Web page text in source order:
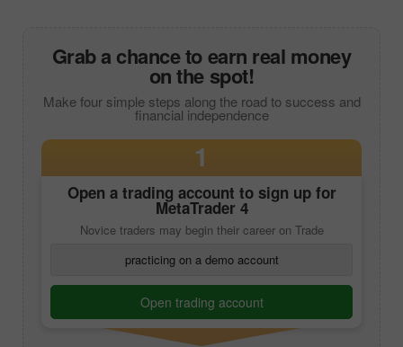
Grab a chance to earn real money
on the spot!
Make four simple steps along the road to success and
financial independence
1
Open a trading account to sign up for
MetaTrader 4
Novice traders may begin their career on Trade
practicing on a demo account
Open trading account